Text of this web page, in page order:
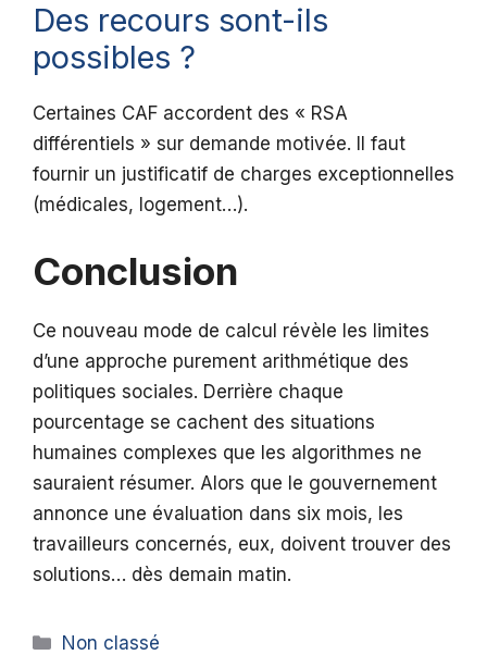
Des recours sont-ils
possibles ?
Certaines CAF accordent des « RSA
différentiels » sur demande motivée. Il faut
fournir un justificatif de charges exceptionnelles
(médicales, logement…).
Conclusion
Ce nouveau mode de calcul révèle les limites
d’une approche purement arithmétique des
politiques sociales. Derrière chaque
pourcentage se cachent des situations
humaines complexes que les algorithmes ne
sauraient résumer. Alors que le gouvernement
annonce une évaluation dans six mois, les
travailleurs concernés, eux, doivent trouver des
solutions… dès demain matin.
Catégories
Non classé